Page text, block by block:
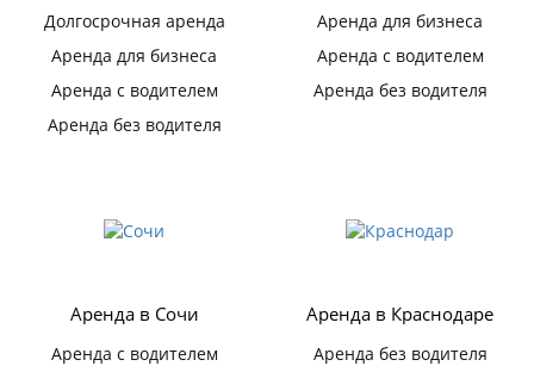
Долгосрочная аренда
Аренда для бизнеса
Аренда с водителем
Аренда без водителя
Аренда для бизнеса
Аренда с водителем
Аренда без водителя
Аренда в Сочи
Аренда с водителем
Аренда в Краснодаре
Аренда без водителя